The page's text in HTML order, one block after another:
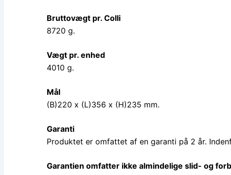
Bruttovægt pr. Colli
8720 g.
Vægt pr. enhed
4010 g.
Mål
(B)220 x (L)356 x (H)235 mm.
Garanti
Produktet er omfattet af en garanti på 2 år.
Garantien omfatter ikke almindelige slid- og